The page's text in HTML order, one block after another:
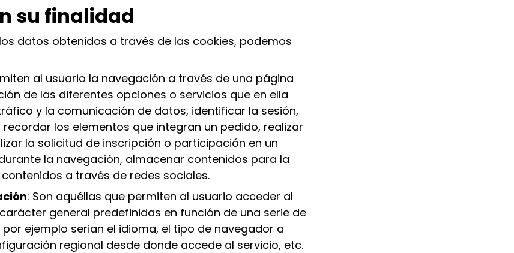
su finalidad
datos obtenidos a través de las cookies, podemos
al usuario la navegación a través de una página
de las diferentes opciones o servicios que en ella
y la comunicación de datos, identificar la sesión,
los elementos que integran un pedido, realizar
la solicitud de inscripción o participación en un
la navegación, almacenar contenidos para la
a través de redes sociales.
: Son aquéllas que permiten al usuario acceder al
general predefinidas en función de una serie de
ejemplo serian el idioma, el tipo de navegador a
regional desde donde accede al servicio, etc.